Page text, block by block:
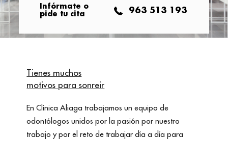
Infórmate o
pide tu cita 963 513 193
Tienes muchos
motivos para sonreir
En Clínica Aliaga trabajamos un equipo de
odontólogos unidos por la pasión por nuestro
trabajo y por el reto de trabajar día a día para